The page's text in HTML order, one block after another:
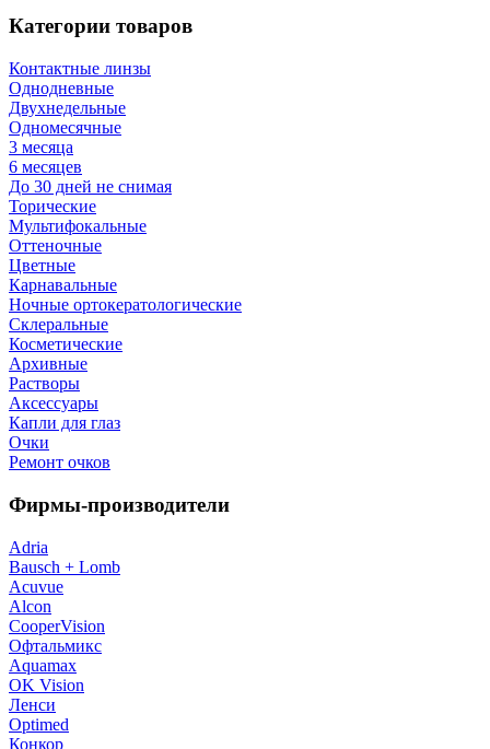
Категории товаров
Контактные линзы
Однодневные
Двухнедельные
Одномесячные
3 месяца
6 месяцев
До 30 дней не снимая
Торические
Мультифокальные
Оттеночные
Цветные
Карнавальные
Ночные ортокератологические
Склеральные
Косметические
Архивные
Растворы
Аксессуары
Капли для глаз
Очки
Ремонт очков
Фирмы-производители
Adria
Bausch + Lomb
Acuvue
Alcon
CooperVision
Офтальмикс
Aquamax
OK Vision
Ленси
Optimed
Конкор